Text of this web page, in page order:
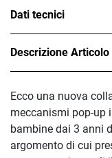
Dati tecnici
Descrizione Articolo
Ecco una nuova
meccanismi pop-up
bambine dai 3 anni
argomento di cui